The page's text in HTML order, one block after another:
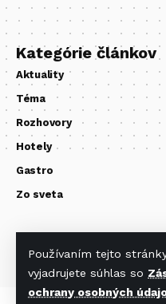
Používaním tejto
vyjadrujete súhlas so
ochrany osobných
Kategórie článkov
Aktuality
Téma
Rozhovory
Hotely
Gastro
Zo sveta